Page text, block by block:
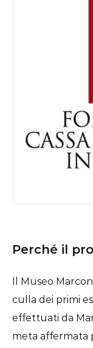
Perché il
Il Museo
culla dei primi
effettuati da
meta affermata